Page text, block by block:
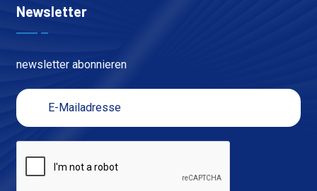
Newsletter
newsletter abonnieren